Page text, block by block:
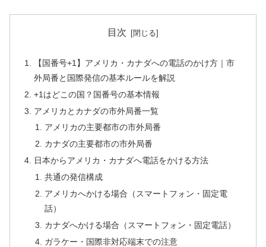
目次
【国番号+1】アメリカ・カナダへの電話のかけ方｜市
外局番と国際発信の基本ルールを解説
+1はどこの国？国番号の基本情報
アメリカとカナダの市外局番一覧
アメリカの主要都市の市外局番
カナダの主要都市の市外局番
日本からアメリカ・カナダへ電話をかける方法
共通の発信構成
アメリカへかける場合（スマートフォン・固定電
話）
カナダへかける場合（スマートフォン・固定電話）
ガラケー・国際非対応端末での注意